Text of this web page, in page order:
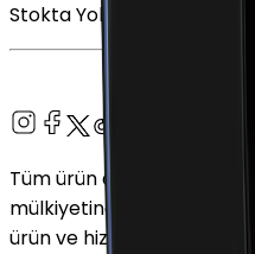
Stokta Yok
Tüm ürün adları, logolar
mülkiyetindedir. Bu web
ürün ve hizmet adları